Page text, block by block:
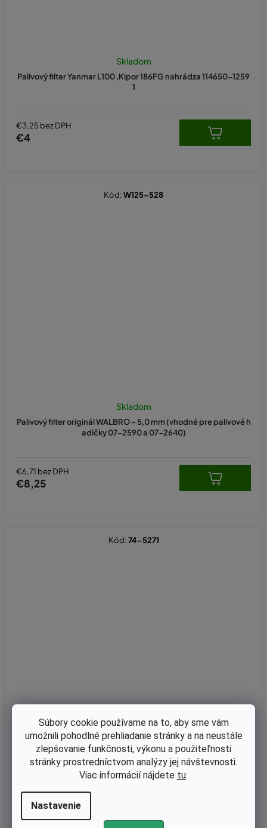
Súbory cookie používame na to, aby sme vám
umožnili pohodlné prehliadanie stránky a na neustále
zlepšovanie funkčnosti, výkonu a použiteľnosti
stránky prostredníctvom analýzy jej návštevnosti.
Viac informácií nájdete tu.
Nastavenie
Palivový filter Yanmar L100 ,Kipor 186FG nahrádza 114650-1259
1
Skladom
€3,25 bez DPH
€4
Palivový filter originál WALBRO – 5,0 mm (vhodné pre palivové h
adičky 07-2590 a 07-2640)
Skladom
€6,71 bez DPH
€8,25
Kód:W125-528
Palivový filter Yanmar L40, L48, L70, Kipor 170, Kipor 178, Kama 1
70, Kama 178 nahrádza 114250 55120, 114250 55121
Skladom
€2,72 bez DPH
Kód:74-5271